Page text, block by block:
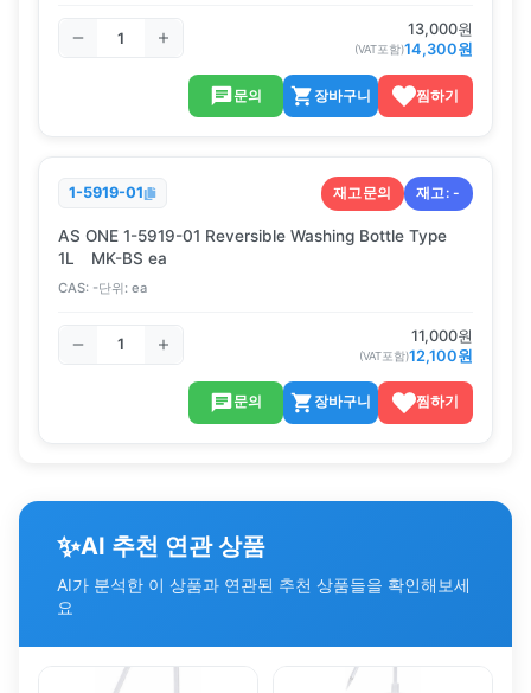
13,000원
(VAT포함)14,300원
문의 장바구니 찜하기
1-5919-01 재고문의 재고:-
AS ONE 1-5919-01 Reversible Washing Bottle Type
1L MK-BS ea
CAS: -단위: ea
11,000원
(VAT포함)12,100원
문의 장바구니 찜하기
✨AI 추천 연관 상품
AI가 분석한 이 상품과 연관된 추천 상품들을 확인해보세
요